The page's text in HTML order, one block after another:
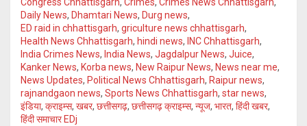
p
Daily News, Dhamtari News, Durg news,
ED raid in chhattisgarh, griculture news chhattisgarh,
Health News Chhattisgarh, hindi news, INC Chhattisgarh,
India Crimes News, India News, Jagdalpur News, Juice,
Kanker News, Korba news, New Raipur News, News near me,
News Updates, Political News Chhattisgarh, Raipur news,
rajnandgaon news, Sports News Chhattisgarh, star news,
इंडिया, क्राइम्स, खबर, छत्तीसगढ़, छत्तीसगढ़ क्राइम्स, न्यूज, भारत, हिंदी खबर,
हिंदी समाचार EDj